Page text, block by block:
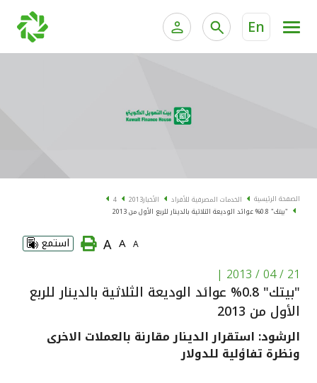
En
الخدمات المصرفية الإلكترونية للشركات
البطاقات
"برامج العملاء"
الاستثمار
القنوات المصرفية
الصفحة الرئيسية الخدمات المصرفية للأفراد الأخبار2013
4
"بيتك" 0.8% عوائد الوديعة الثلاثية بالدينار للربع الأول من 2013
A
A
A استمع
21 / 04 / 2013
|
"بيتك" 0.8% عوائد الوديعة الثلاثية بالدينار للربع
الأول من 2013
الرشود: استقرار الدينار مقارنة بالعملات الاخرى
ونظرة تفاؤلية للدولار